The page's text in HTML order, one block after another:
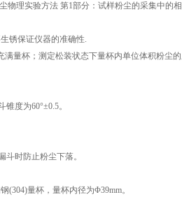
物理实验方法 第1部分：试样粉尘的采集中的相
锈保证仪器的准确性.
量杯；测定松装状态下量杯内单位体积粉尘的
度为60°±0.5。
斗时防止粉尘下落。
(304)量杯，量杯内径为Φ39mm。